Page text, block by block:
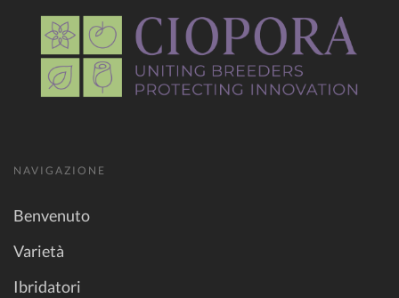
NAVIGAZIONE
Benvenuto
Varietà
Ibridatori